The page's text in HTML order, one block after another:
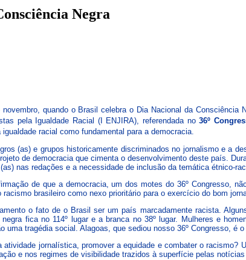
Negra
novembro, quando o Brasil celebra o Dia Nacional da
pela Igualdade Racial (I ENJIRA), referendada no36º
racial como fundamental para a democracia.
(as) e grupos historicamente discriminados no jornalismo e a
de democracia que cimenta o desenvolvimento deste país.
nas redações e a necessidade de inclusão da temática étnico-
de que a democracia, um dos motes do 36º Congresso,
racismo brasileiro como nexo prioritário para o exercício do bom
o fato de o Brasil ser um país marcadamente racista.
fica no 114º lugar e a branca no 38º lugar. Mulheres e
uma tragédia social. Alagoas, que sediou nosso 36º Congresso, é
atividade jornalística, promover a equidade e combater o
e nos regimes de visibilidade trazidos à superfície pelas